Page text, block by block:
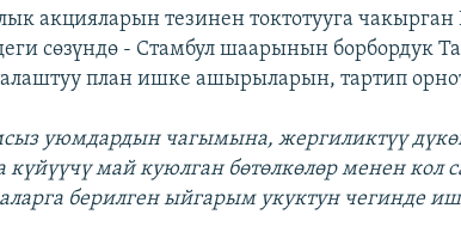
акцияларын тезинен токтотууга
сөзүндө - Стамбул шаарынын борбордук
план ишке ашырыларын, тартип
уюмдардын чагымына, жергиликтүү
күйүүчү май куюлган бөтөлкөлөр менен кол
берилген ыйгарым укуктун чегинде